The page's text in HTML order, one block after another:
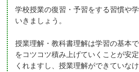
学校授業の復習・予習をする習慣や
いきましょう。
授業理解・教科書理解は学習の基本
をコツコツ積み上げていくことが安
くれますし、授業理解ができていな